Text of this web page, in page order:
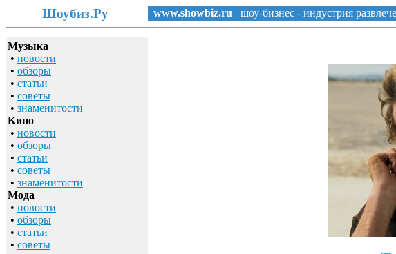
Шоубиз.Ру www.showbiz.ru шоу-бизнес - индустрия
Музыка
• новости
• обзоры
• статьи
• советы
• знаменитости
Кино
• новости
• обзоры
• статьи
• советы
• знаменитости
Мода
• новости
• обзоры
• статьи
• советы